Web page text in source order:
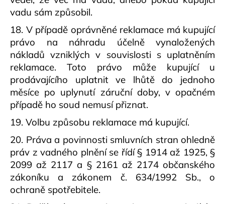
vadu sám způsobil.
18. V případě oprávněné reklamace má kupující
právo na náhradu účelně vynaložených
nákladů vzniklých v souvislosti s uplatněním
reklamace. Toto právo může kupující u
prodávajícího uplatnit ve lhůtě do jednoho
měsíce po uplynutí záruční doby, v opačném
případě ho soud nemusí přiznat.
19. Volbu způsobu reklamace má kupující.
20. Práva a povinnosti smluvních stran ohledně
práv z vadného plnění se řídí § 1914 až 1925, §
2099 až 2117 a § 2161 až 2174 občanského
zákoníku a zákonem č. 634/1992 Sb., o
ochraně spotřebitele.